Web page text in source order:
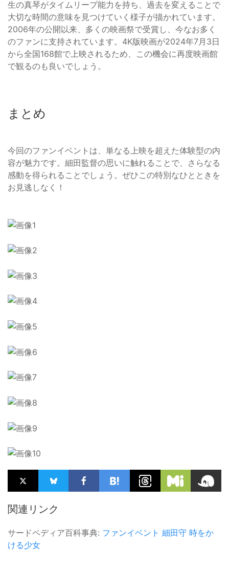
生の真琴がタイムリープ能力を持ち、過去を変えることで
大切な時間の意味を見つけていく様子が描かれています。
2006年の公開以来、多くの映画祭で受賞し、今なお多く
のファンに支持されています。4K版映画が2024年7月3日
から全国168館で上映されるため、この機会に再度映画館
で観るのも良いでしょう。
まとめ
今回のファンイベントは、単なる上映を超えた体験型の内
容が魅力です。細田監督の思いに触れることで、さらなる
感動を得られることでしょう。ぜひこの特別なひとときを
お見逃しなく！
関連リンク
サードペディア百科事典: ファンイベント 細田守 時をか
ける少女